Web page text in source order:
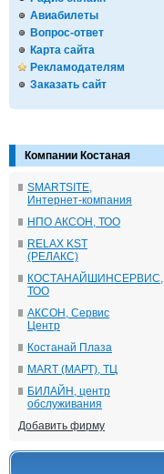
Авиабилеты
Вопрос-ответ
Карта сайта
Рекламодателям
Заказать сайт
Компании Костаная
SMARTSITE,
Интернет-компания
НПО АКСОН, ТОО
RELAX KST
(РЕЛАКС)
КОСТАНАЙШИНСЕРВИС,
ТОО
АКСОН, Сервис
Центр
Костанай Плаза
MART (МАРТ), ТЦ
БИЛАЙН, центр
обслуживания
Добавить фирму